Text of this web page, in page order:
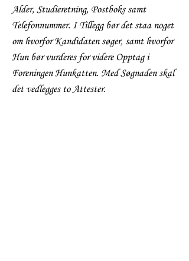
Alder, Studieretning, Postboks samt
Telefonnummer. I Tillegg bør det staa noget
om hvorfor Kandidaten søger, samt hvorfor
Hun bør vurderes for videre Opptag i
Foreningen Hunkatten. Med Søgnaden skal
det vedlegges to Attester.